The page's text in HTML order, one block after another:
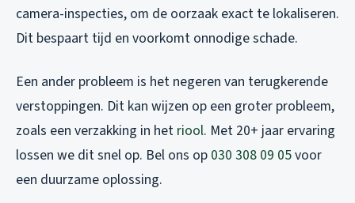
camera-inspecties, om de oorzaak exact te lokaliseren.
Dit bespaart tijd en voorkomt onnodige schade.
Een ander probleem is het negeren van terugkerende
verstoppingen. Dit kan wijzen op een groter probleem,
zoals een verzakking in het riool. Met 20+ jaar ervaring
lossen we dit snel op. Bel ons op 030 308 09 05voor
een duurzame oplossing.